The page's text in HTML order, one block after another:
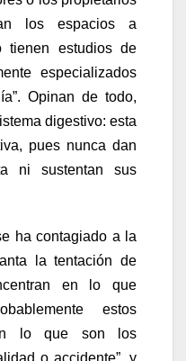
los espacios a
tienen estudios de
especializados
Opinan de todo,
digestivo: esta
pues nunca dan
ni sustentan sus
ha contagiado a la
la tentación de
en lo que
estos
lo que son los
o accidente”, y